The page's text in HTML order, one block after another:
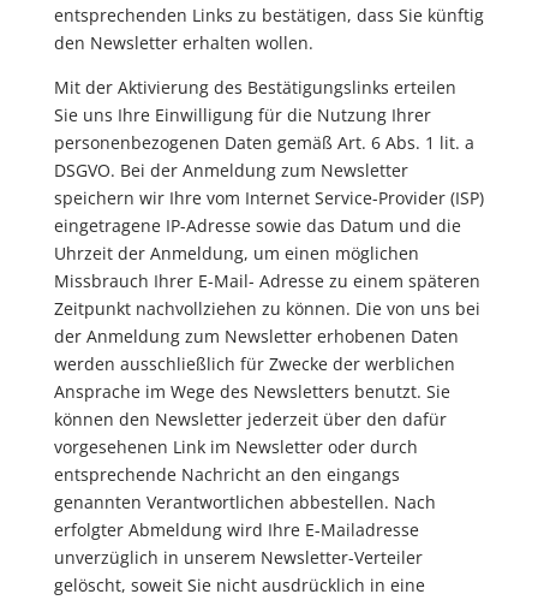
entsprechenden Links zu bestätigen, dass Sie künftig
den Newsletter erhalten wollen.
Mit der Aktivierung des Bestätigungslinks erteilen
Sie uns Ihre Einwilligung für die Nutzung Ihrer
personenbezogenen Daten gemäß Art. 6 Abs. 1 lit. a
DSGVO. Bei der Anmeldung zum Newsletter
speichern wir Ihre vom Internet Service-Provider (ISP)
eingetragene IP-Adresse sowie das Datum und die
Uhrzeit der Anmeldung, um einen möglichen
Missbrauch Ihrer E-Mail- Adresse zu einem späteren
Zeitpunkt nachvollziehen zu können. Die von uns bei
der Anmeldung zum Newsletter erhobenen Daten
werden ausschließlich für Zwecke der werblichen
Ansprache im Wege des Newsletters benutzt. Sie
können den Newsletter jederzeit über den dafür
vorgesehenen Link im Newsletter oder durch
entsprechende Nachricht an den eingangs
genannten Verantwortlichen abbestellen. Nach
erfolgter Abmeldung wird Ihre E-Mailadresse
unverzüglich in unserem Newsletter-Verteiler
gelöscht, soweit Sie nicht ausdrücklich in eine